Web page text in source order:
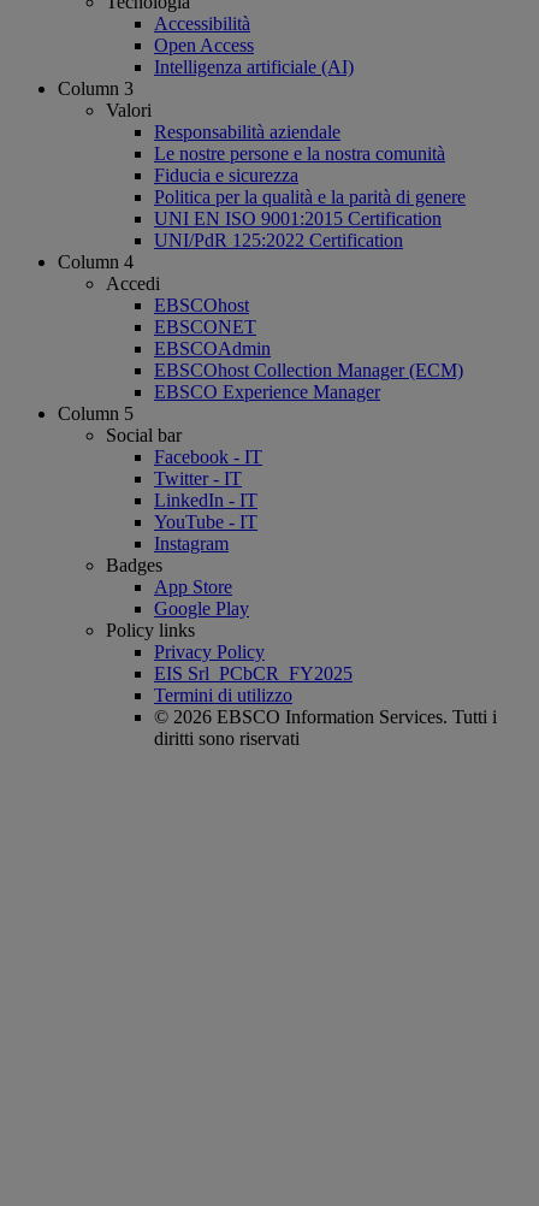
Accessibilità
Open Access
Intelligenza artificiale (AI)
Column 3
Valori
Responsabilità aziendale
Le nostre persone e la nostra comunità
Fiducia e sicurezza
Politica per la qualità e la parità di genere
UNI EN ISO 9001:2015 Certification
UNI/PdR 125:2022 Certification
Column 4
Accedi
EBSCOhost
EBSCONET
EBSCOAdmin
EBSCOhost Collection Manager (ECM)
EBSCO Experience Manager
Column 5
Social bar
Facebook - IT
Twitter - IT
LinkedIn - IT
YouTube - IT
Instagram
Badges
App Store
Google Play
Policy links
Privacy Policy
EIS Srl_PCbCR_FY2025
Termini di utilizzo
© 2026 EBSCO Information Services. Tutti i
diritti sono riservati